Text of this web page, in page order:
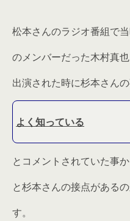
松本さんのラジオ番組で
のメンバーだった木村真
出演された時に杉本さん
よく知っている
とコメントされていた事
と杉本さんの接点がある
す。